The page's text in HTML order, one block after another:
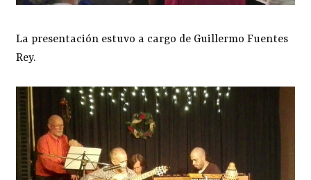
La presentación estuvo a cargo de Guillermo Fuentes
Rey.